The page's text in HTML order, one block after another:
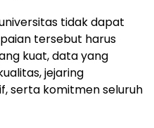
tidak dapat
tersebut harus
kuat, data yang
jejaring
serta komitmen seluruh